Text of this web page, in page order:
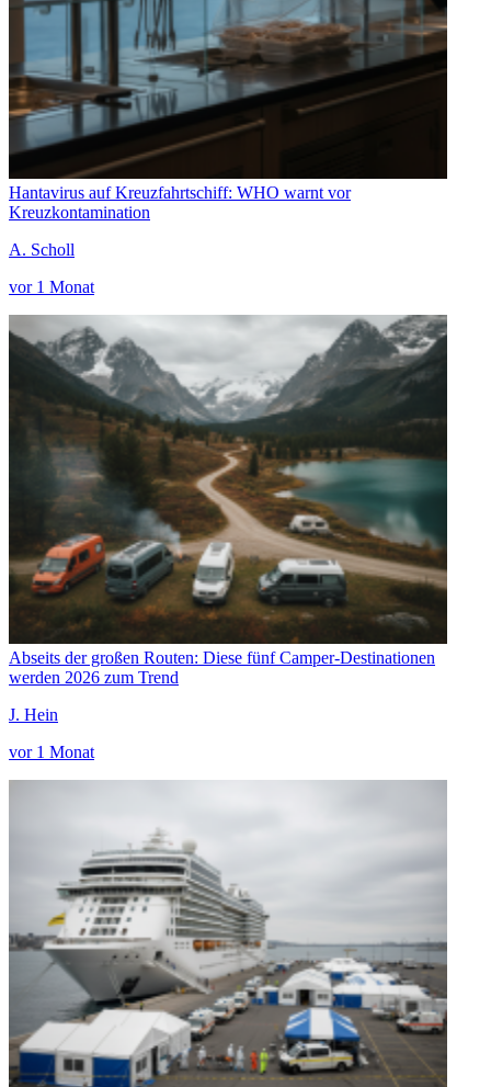
Hantavirus auf Kreuzfahrtschiff: WHO warnt vor
Kreuzkontamination
A. Scholl
vor 1 Monat
Abseits der großen Routen: Diese fünf Camper-Destinationen
werden 2026 zum Trend
J. Hein
vor 1 Monat